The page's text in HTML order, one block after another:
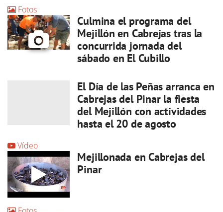
Fotos
Culmina el programa del
Mejillón en Cabrejas tras la
concurrida jornada del
sábado en El Cubillo
El Día de las Peñas arranca en
Cabrejas del Pinar la fiesta
del Mejillón con actividades
hasta el 20 de agosto
Vídeo
Mejillonada en Cabrejas del
Pinar